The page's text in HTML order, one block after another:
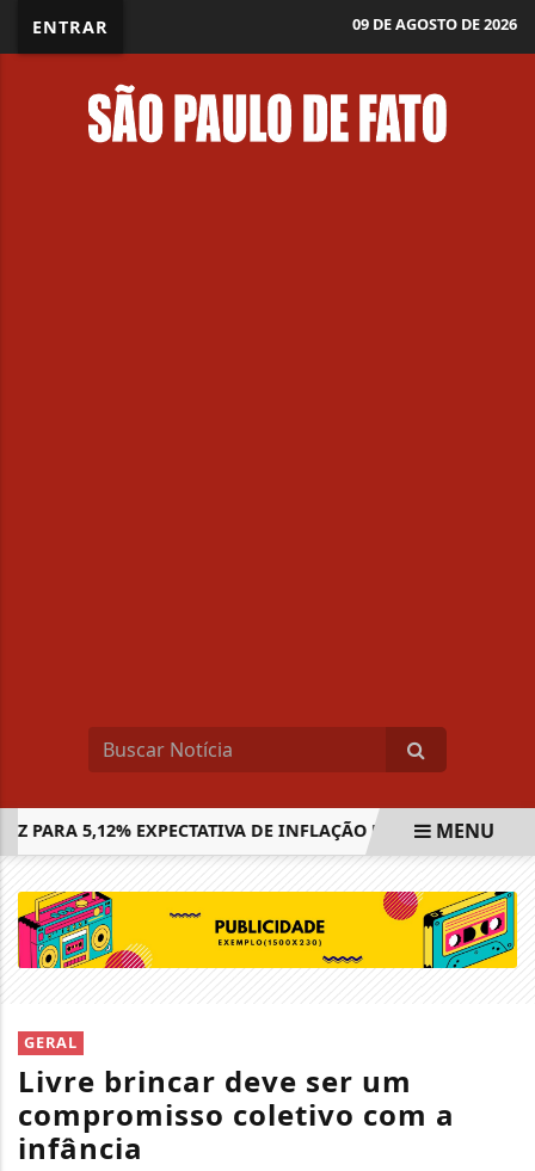
ENTRAR 09 DE AGOSTO DE 2026
5,12% EXPECTATIVA DE INFLAÇÃO EM 2026 SAEB
MENU
GERAL
Livre brincar deve ser um
compromisso coletivo com a
infância